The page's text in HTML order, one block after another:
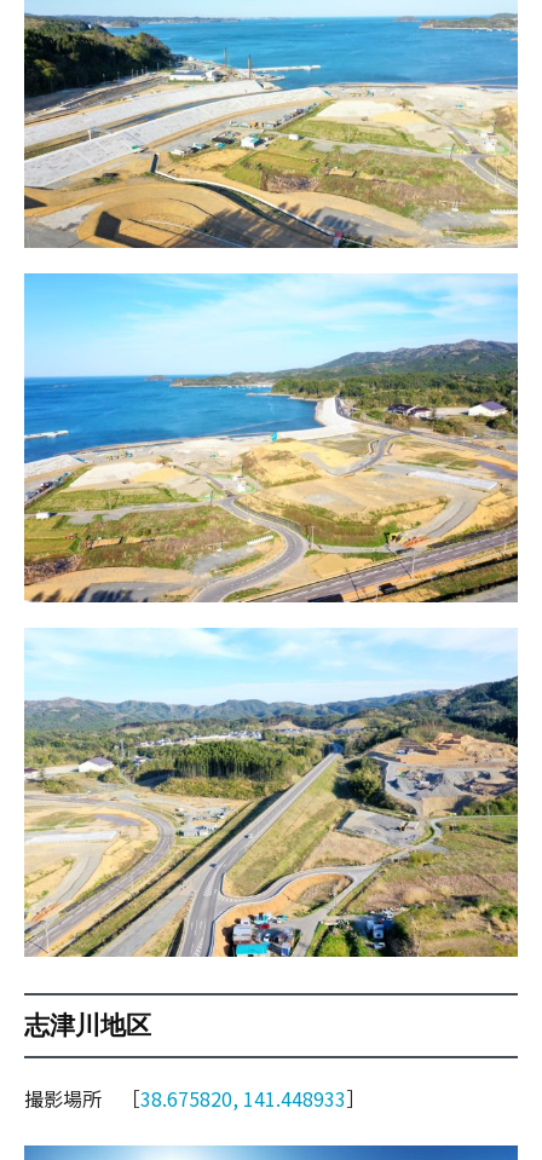
志津川地区
撮影場所 ［38.675820, 141.448933］